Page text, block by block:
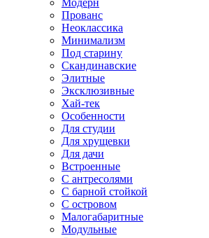
Модерн
Прованс
Неоклассика
Минимализм
Под старину
Скандинавские
Элитные
Эксклюзивные
Хай-тек
Особенности
Для студии
Для хрущевки
Для дачи
Встроенные
С антресолями
С барной стойкой
С островом
Малогабаритные
Модульные